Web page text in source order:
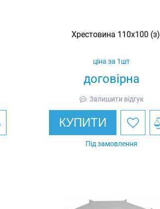
Хрестовина 110х100 (з)
договірна
ціна за 1шт
Залишити відгук
КУПИТИ
Під замовлення